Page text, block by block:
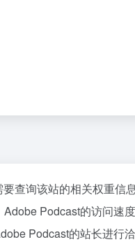
查询该站的相关权重信
Podcast的访问
Podcast的站长进行